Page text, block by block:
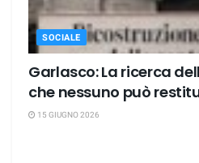
SOCIALE
Garlasco: La ricerca
che nessuno può
15 GIUGNO 2026